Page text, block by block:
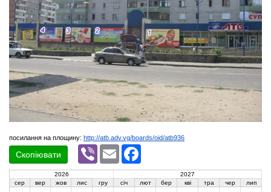
посилання на площину: http://atb.adv.vg/boards/oid/atb936
Скопіювати
Viber Email
2026
2027
сер
вер жов лис гру січ лют бер кві тра чер лип